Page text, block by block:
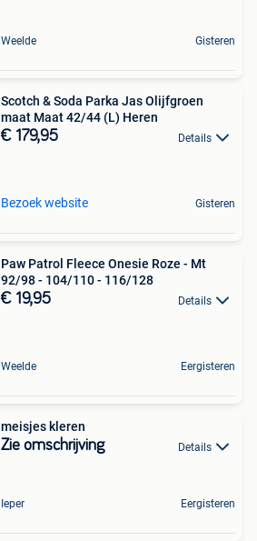
Weelde Gisteren
Scotch & Soda Parka Jas Olijfgroen
maat Maat 42/44 (L) Heren
€ 179,95 Details
Bezoek website Gisteren
Paw Patrol Fleece Onesie Roze - Mt
92/98 - 104/110 - 116/128
€ 19,95 Details
Weelde Eergisteren
meisjes kleren
Zie omschrijving Details
Ieper Eergisteren